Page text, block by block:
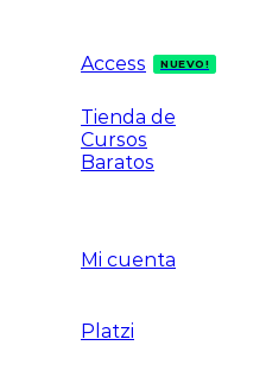
Access NUEVO!
Tienda de
Cursos
Baratos
Mi cuenta
Platzi